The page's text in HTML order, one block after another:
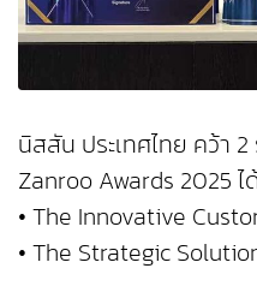
นิสสัน ประเทศไทย คว้า
Zanroo Awards 2025 ไ
• The Innovative
• The Strategic